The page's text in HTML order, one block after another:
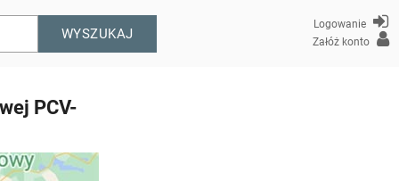
WYSZUKAJ
Logowanie
Załóż konto
PCV-